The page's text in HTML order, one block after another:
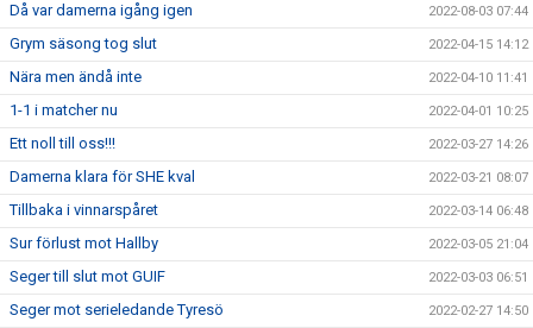
Då var damerna igång igen 2022-08-03 07:44
Grym säsong tog slut 2022-04-15 14:12
Nära men ändå inte 2022-04-10 11:41
1-1 i matcher nu 2022-04-01 10:25
Ett noll till oss!!! 2022-03-27 14:26
Damerna klara för SHE kval 2022-03-21 08:07
Tillbaka i vinnarspåret 2022-03-14 06:48
Sur förlust mot Hallby 2022-03-05 21:04
Seger till slut mot GUIF 2022-03-03 06:51
Seger mot serieledande Tyresö 2022-02-27 14:50